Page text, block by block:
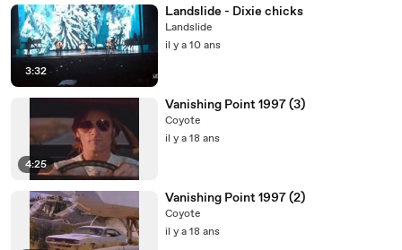
3:32
Landslide - Dixie chicks
Landslide
il y a 10 ans
4:25
Vanishing Point 1997 (3)
Coyote
il y a 18 ans
Vanishing Point 1997 (2)
Coyote
il y a 18 ans